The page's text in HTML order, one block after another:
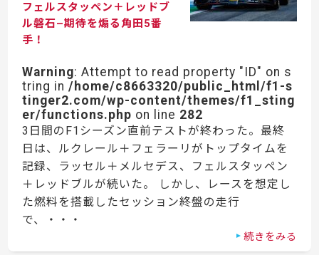
フェルスタッペン＋レッドブ
ル磐石–期待を煽る角田5番
手！
Warning: Attempt to read property "ID" on s
tring in/home/c8663320/public_html/f1-s
tinger2.com/wp-content/themes/f1_sting
er/functions.php on line 282
3日間のF1シーズン直前テストが終わった。最終
日は、ルクレール＋フェラーリがトップタイムを
記録、ラッセル＋メルセデス、フェルスタッペン
＋レッドブルが続いた。 しかし、レースを想定し
た燃料を搭載したセッション終盤の走行
で、・・・
続きをみる